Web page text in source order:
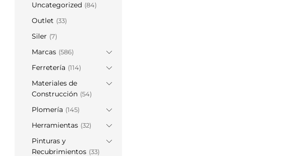
Uncategorized (84)
Outlet (33)
Siler (7)
Marcas (586)
Ferretería (114)
Materiales de
Construcción (54)
Plomería (145)
Herramientas (32)
Pinturas y
Recubrimientos (33)